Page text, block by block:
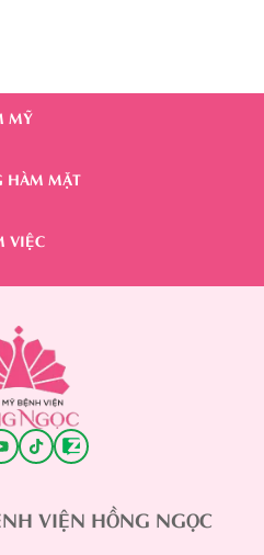
MỸ
HÀM MẶT
VIỆC
VIỆN HỒNG NGỌC